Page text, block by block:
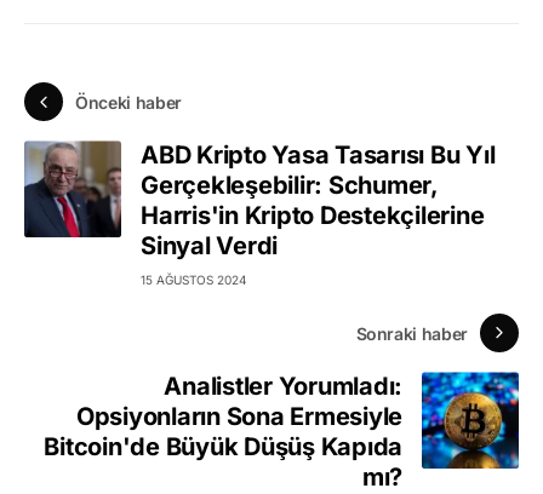
Önceki haber
ABD Kripto Yasa Tasarısı Bu Yıl
Gerçekleşebilir: Schumer,
Harris'in Kripto Destekçilerine
Sinyal Verdi
15 AĞUSTOS 2024
Sonraki haber
Analistler Yorumladı:
Opsiyonların Sona Ermesiyle
Bitcoin'de Büyük Düşüş Kapıda
mı?